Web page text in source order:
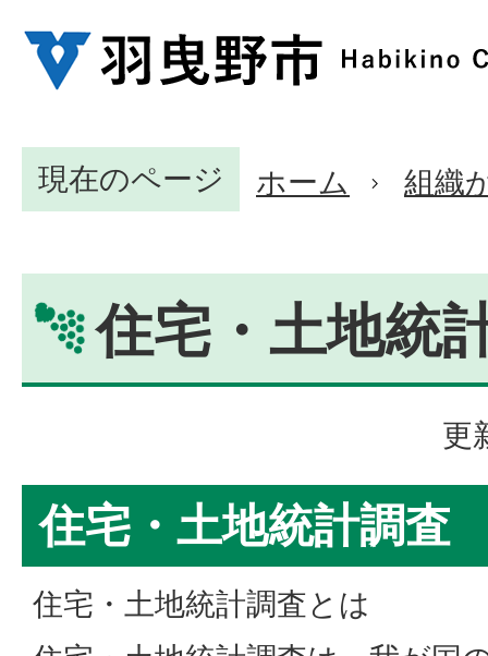
現在のページ ホーム 組織
住宅・土地統
更
住宅・土地統計調査
住宅・土地統計調査とは